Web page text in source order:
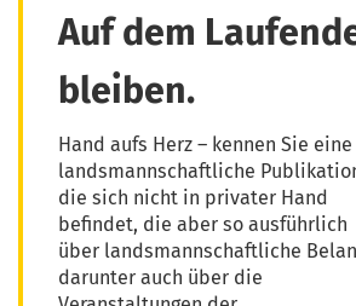
Auf dem
bleiben.
Hand aufs Herz – kennen Sie eine
landsmannschaftliche
die sich nicht in privater Hand
befindet, die aber so ausführlich
über landsmannschaftliche
darunter auch über die